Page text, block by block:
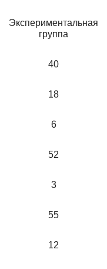
Экспериментальная
группа
40
18
6
52
3
55
12